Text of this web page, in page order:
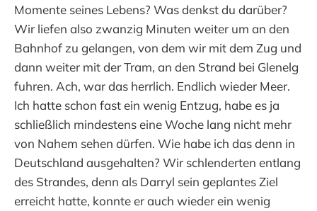
Momente seines Lebens? Was denkst du darüber?
Wir liefen also zwanzig Minuten weiter um an den
Bahnhof zu gelangen, von dem wir mit dem Zug und
dann weiter mit der Tram, an den Strand bei Glenelg
fuhren. Ach, war das herrlich. Endlich wieder Meer.
Ich hatte schon fast ein wenig Entzug, habe es ja
schließlich mindestens eine Woche lang nicht mehr
von Nahem sehen dürfen. Wie habe ich das denn in
Deutschland ausgehalten? Wir schlenderten entlang
des Strandes, denn als Darryl sein geplantes Ziel
erreicht hatte, konnte er auch wieder ein wenig